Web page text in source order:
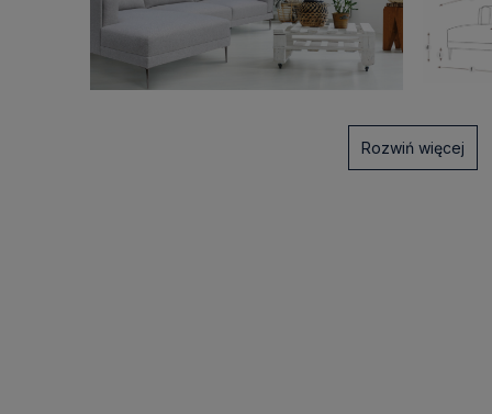
Rozwiń więcej